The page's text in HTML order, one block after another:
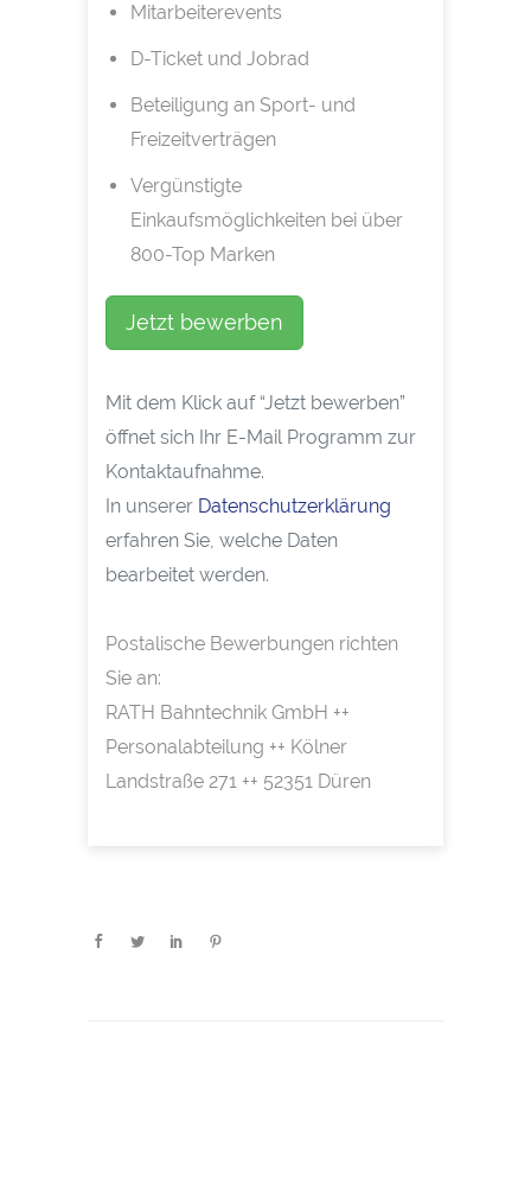
Mitarbeiterevents
D-Ticket und Jobrad
Beteiligung an Sport- und
Freizeitverträgen
Vergünstigte
Einkaufsmöglichkeiten bei über
800-Top Marken
Jetzt bewerben
Mit dem Klick auf “Jetzt bewerben”
öffnet sich Ihr E-Mail Programm zur
Kontaktaufnahme.
In unserer Datenschutzerklärung
erfahren Sie, welche Daten
bearbeitet werden.
Postalische Bewerbungen richten
Sie an:
RATH Bahntechnik GmbH ++
Personalabteilung ++ Kölner
Landstraße 271 ++ 52351 Düren